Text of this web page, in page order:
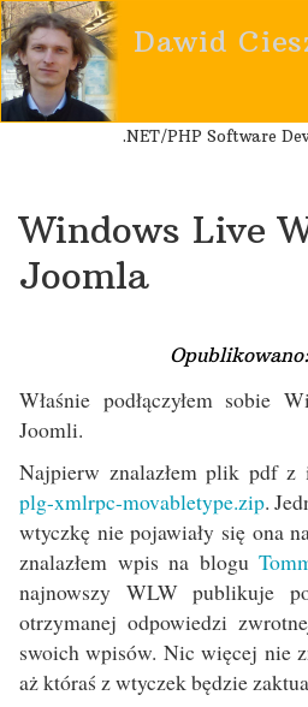
Dawid
.NET/PHP Software
Windows Live
Joomla
Właśnie podłączyłem sobie
Joomli.
Najpierw znalazłem plik pdf z
plg-xmlrpc-movabletype.zip.
wtyczkę nie pojawiały się ona
znalazłem wpis na blogu
najnowszy WLW publikuje
otrzymanej odpowiedzi
swoich wpisów. Nic więcej nie
aż któraś z wtyczek będzie